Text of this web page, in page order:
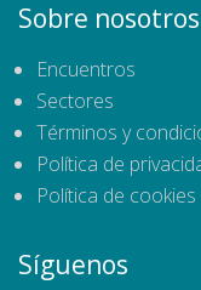
Sobre nosotros
Encuentros
Sectores
Términos y
Política de
Política de cookies
Síguenos